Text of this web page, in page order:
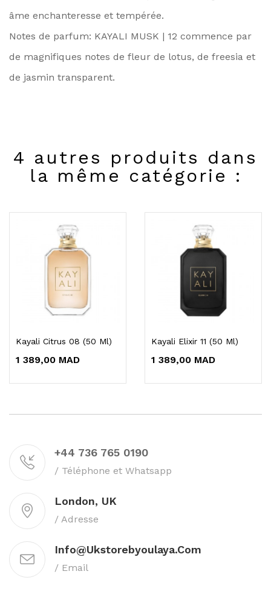
âme enchanteresse et tempérée.
Notes de parfum: KAYALI MUSK | 12 commence par
de magnifiques notes de fleur de lotus, de freesia et
de jasmin transparent.
4 autres produits dans
la même catégorie :
Kayali Citrus 08 (50 Ml)
1 389,00 MAD
Kayali Elixir 11 (50 Ml)
1 389,00 MAD
+44 736 765 0190
/ Téléphone et Whatsapp
London, UK
/ Adresse
Info@ukstorebyoulaya.com
/ Email